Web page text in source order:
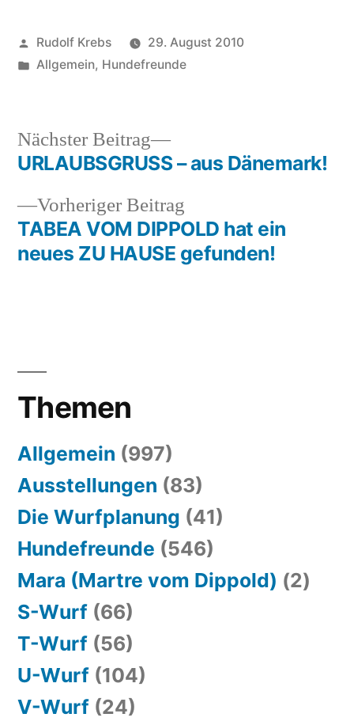
Veröffentlicht
von
Rudolf Krebs
29. August 2010
Veröffentlicht
Allgemein, Hundefreunde
Beitragsnavigation
Vorheriger Beitrag
Beitrag:
TABEA VOM DIPPOLD hat ein
neues ZU HAUSE gefunden!
Nächster Beitrag
Nächster
Beitrag:
URLAUBSGRUSS – aus Dänemark!
Themen
Allgemein (997)
Ausstellungen (83)
Die Wurfplanung (41)
Hundefreunde (546)
Mara (Martre vom Dippold) (2)
S-Wurf (66)
T-Wurf (56)
U-Wurf (104)
V-Wurf (24)